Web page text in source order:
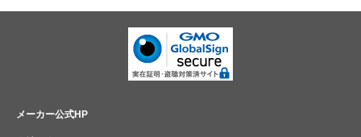
メーカー公式HP